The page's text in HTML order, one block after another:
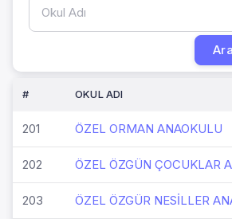
Ara
# OKUL ADI
201 ÖZEL ORMAN ANAOKULU
202 ÖZEL ÖZGÜN ÇOCUKLAR
203 ÖZEL ÖZGÜR NESİLLER